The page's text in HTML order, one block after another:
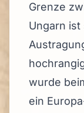
Grenze
Ungarn
wurde
ein